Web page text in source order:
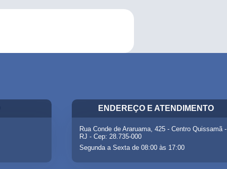
ENDEREÇO E ATENDIMENTO
Rua Conde de Araruama, 425 - Centro Quissamã -
RJ - Cep: 28.735-000
Segunda a Sexta de 08:00 às 17:00